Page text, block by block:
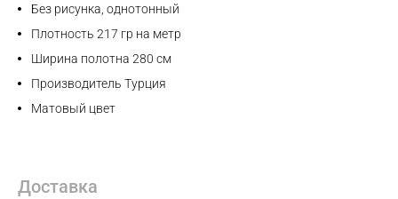
Без рисунка, однотонный
Плотность 217 гр на метр
Ширина полотна 280 см
Производитель Турция
Матовый цвет
Доставка
Telegram